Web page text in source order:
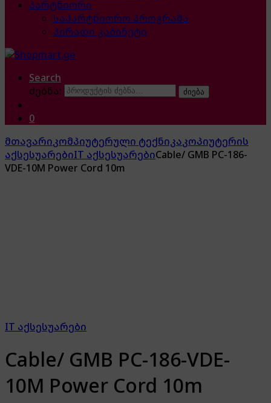
პარტნიორი
საპარტნიორო პროგრამა
პირადი კაბინეტი
Search
ძებნა:
ძიება
0
მთავარიკომპიუტერული ტექნიკაკოპიუტერის
აქსესუარებიIT აქსესუარებიCable/ GMB PC-186-
VDE-10M Power Cord 10m
IT აქსესუარები
Cable/ GMB PC-186-VDE-
10M Power Cord 10m